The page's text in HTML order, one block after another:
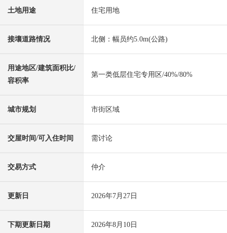
土地用途 住宅用地
接壤道路情况 北侧：幅员约5.0m(公路)
用途地区/建筑面积比/
容积率
第一类低层住宅专用区/40%/80%
城市规划 市街区域
交屋时间/可入住时间 需讨论
交易方式 仲介
更新日 2026年7月27日
下期更新日期 2026年8月10日